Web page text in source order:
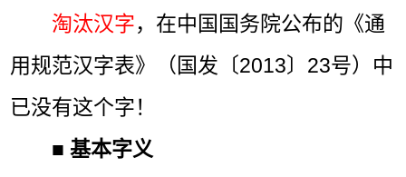
淘汰汉字，在中国国务院公布的《通
用规范汉字表》（国发〔2013〕23号）中
已没有这个字！
■基本字义